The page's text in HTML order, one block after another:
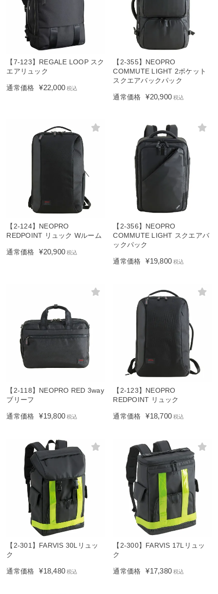
【7-123】REGALE LOOP スク
エアリュック
通常価格 ¥22,000 税込
【2-355】NEOPRO
COMMUTE LIGHT 2ポケット
スクエアバックパック
通常価格 ¥20,900 税込
【2-124】NEOPRO
REDPOINT リュック Wルーム
通常価格 ¥20,900 税込
【2-356】NEOPRO
COMMUTE LIGHT スクエアバ
ックパック
通常価格 ¥19,800 税込
【2-118】NEOPRO RED 3way
ブリーフ
通常価格 ¥19,800 税込
【2-123】NEOPRO
REDPOINT リュック
通常価格 ¥18,700 税込
【2-301】FARVIS 30Lリュッ
ク
通常価格 ¥18,480 税込
【2-300】FARVIS 17Lリュッ
ク
通常価格 ¥17,380 税込